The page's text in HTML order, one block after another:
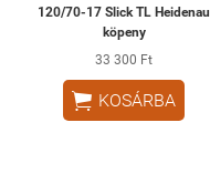
120/70-17 Slick TL Heidenau
köpeny
33 300 Ft
 KOSÁRBA